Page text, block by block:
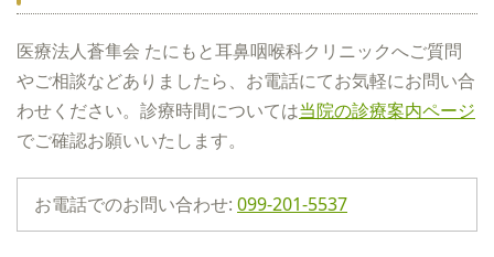
医療法人蒼隼会 たにもと耳鼻咽喉科クリニックへご質問
やご相談などありましたら、お電話にてお気軽にお問い合
わせください。診療時間については当院の診療案内ページ
でご確認お願いいたします。
お電話でのお問い合わせ: 099-201-5537